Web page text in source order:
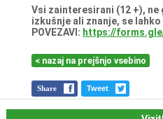
Vsi zainteresirani (12 +), ne
izkušnje ali znanje, se
POVEZAVI: https://
< nazaj na prejšnjo vsebino
Share Tweet